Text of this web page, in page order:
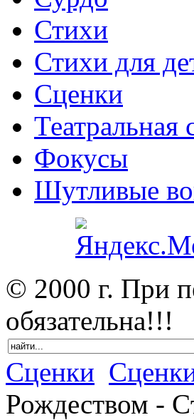
Стихи
Стихи для
Сценки
Театральная
Фокусы
Шутливые
© 2000 г. При
обязательна!!!
Сценки
Рождеством -